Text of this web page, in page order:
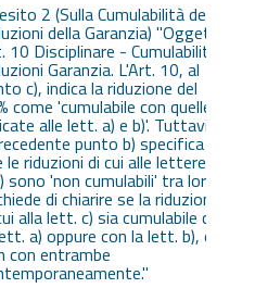
2 (Sulla Cumulabilità delle
della Garanzia) "Oggetto:
10 Disciplinare - Cumulabilità
Garanzia. L'Art. 10, al
c), indica la riduzione del
come 'cumulabile con quelle
alle lett. a) e b)'. Tuttavia,
punto b) specifica
le riduzioni di cui alle lettere a)
sono 'non cumulabili' tra loro.
di chiarire se la riduzione
alla lett. c) sia cumulabile con
a) oppure con la lett. b), e
con entrambe